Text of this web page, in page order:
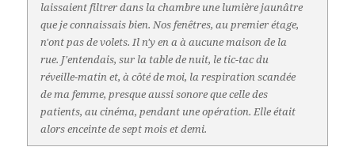
laissaient filtrer dans la chambre une lumière jaunâtre
que je connaissais bien. Nos fenêtres, au premier étage,
n'ont pas de volets. Il n'y en a à aucune maison de la
rue. J'entendais, sur la table de nuit, le tic-tac du
réveille-matin et, à côté de moi, la respiration scandée
de ma femme, presque aussi sonore que celle des
patients, au cinéma, pendant une opération. Elle était
alors enceinte de sept mois et demi.